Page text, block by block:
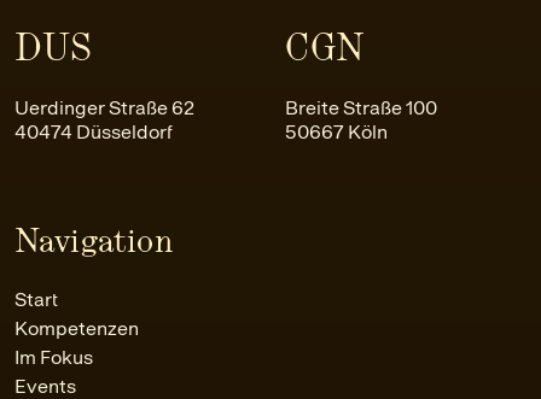
DUS
Uerdinger Straße 62
40474 Düsseldorf
CGN
Breite Straße 100
50667 Köln
Navigation
Start
Kompetenzen
Im Fokus
Events